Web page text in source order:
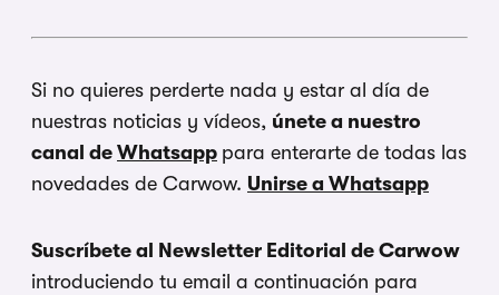
Si no quieres perderte nada y estar al día de
nuestras noticias y vídeos, únete a nuestro
canal de Whatsapp para enterarte de todas las
novedades de Carwow. Unirse a Whatsapp
Suscríbete al Newsletter Editorial de Carwow
introduciendo tu email a continuación para